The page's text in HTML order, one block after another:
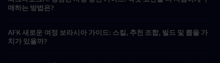
매하는 방법은?
AFK 새로운 여정 보라시아 가이드: 스킬, 추천 조합, 빌드 및 뽑을 가
치가 있을까?